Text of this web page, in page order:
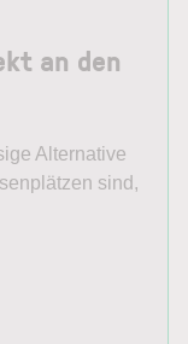
an den
Alternative
sind,